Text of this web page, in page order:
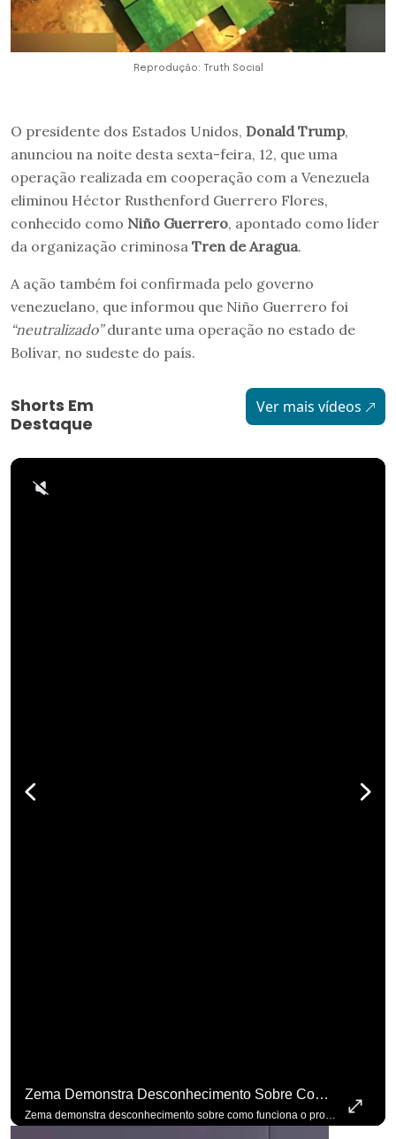
Reprodução: Truth Social
O presidente dos Estados Unidos, Donald Trump,
anunciou na noite desta sexta-feira, 12, que uma
operação realizada em cooperação com a Venezuela
eliminou Héctor Rusthenford Guerrero Flores,
conhecido como Niño Guerrero, apontado como líder
da organização criminosa Tren de Aragua.
A ação também foi confirmada pelo governo
venezuelano, que informou que Niño Guerrero foi
“neutralizado”durante uma operação no estado de
Bolívar, no sudeste do país.
Shorts Em
Destaque
Ver mais vídeos
Zema Demonstra Desconhecimento Sobre Como Funciona O Processo De Mudança Das Leis. #OAntagonista
Zema demonstra desconhecimento sobre como funciona o processo de mudança das leis. #OAntagonista Se você busca informação com credibilidade, inscreva-se agora e ative o